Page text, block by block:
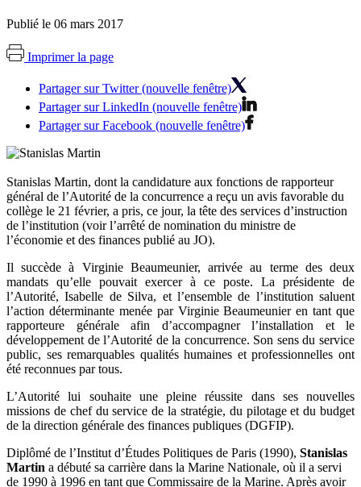
Publié le 06 mars 2017
Imprimer la page
Partager sur Twitter (nouvelle fenêtre)
Partager sur LinkedIn (nouvelle fenêtre)
Partager sur Facebook (nouvelle fenêtre)
Stanislas Martin, dont la candidature aux fonctions de rapporteur
général de l’Autorité de la concurrence a reçu un avis favorable du
collège le 21 février, a pris, ce jour, la tête des services d’instruction
de l’institution (voir l’arrêté de nomination du ministre de
l’économie et des finances publié au JO).
Il succède à Virginie Beaumeunier, arrivée au terme des deux
mandats qu’elle pouvait exercer à ce poste. La présidente de
l’Autorité, Isabelle de Silva, et l’ensemble de l’institution saluent
l’action déterminante menée par Virginie Beaumeunier en tant que
rapporteure générale afin d’accompagner l’installation et le
développement de l’Autorité de la concurrence. Son sens du service
public, ses remarquables qualités humaines et professionnelles ont
été reconnues par tous.
L’Autorité lui souhaite une pleine réussite dans ses nouvelles
missions de chef du service de la stratégie, du pilotage et du budget
de la direction générale des finances publiques (DGFIP).
Diplômé de l’Institut d’Études Politiques de Paris (1990), Stanislas
Martin a débuté sa carrière dans la Marine Nationale, où il a servi
de 1990 à 1996 en tant que Commissaire de la Marine. Après avoir